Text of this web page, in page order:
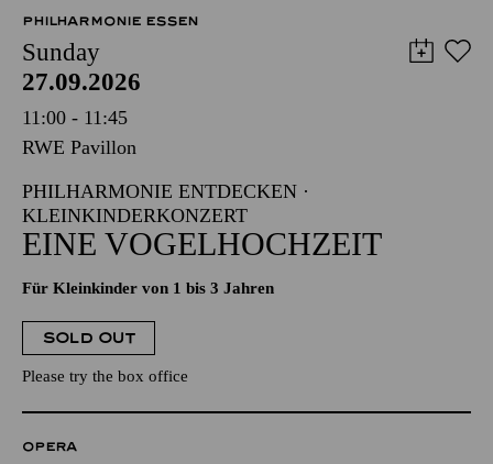
PHILHARMONIE ESSEN
Sunday
27.09.2026
11:00 - 11:45
RWE Pavillon
PHILHARMONIE ENTDECKEN ·
KLEINKINDERKONZERT
EINE VOGELHOCHZEIT
Für Kleinkinder von 1 bis 3 Jahren
SOLD OUT
Please try the box office
OPERA